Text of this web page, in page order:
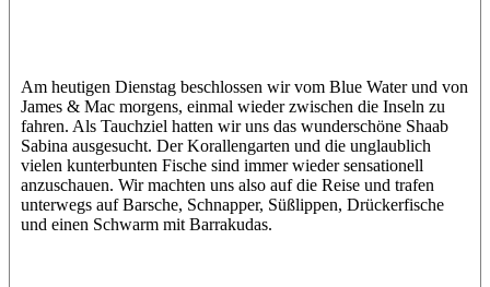
Am heutigen Dienstag beschlossen wir vom Blue Water und von
James & Mac morgens, einmal wieder zwischen die Inseln zu
fahren. Als Tauchziel hatten wir uns das wunderschöne Shaab
Sabina ausgesucht. Der Korallengarten und die unglaublich
vielen kunterbunten Fische sind immer wieder sensationell
anzuschauen. Wir machten uns also auf die Reise und trafen
unterwegs auf Barsche, Schnapper, Süßlippen, Drückerfische
und einen Schwarm mit Barrakudas.